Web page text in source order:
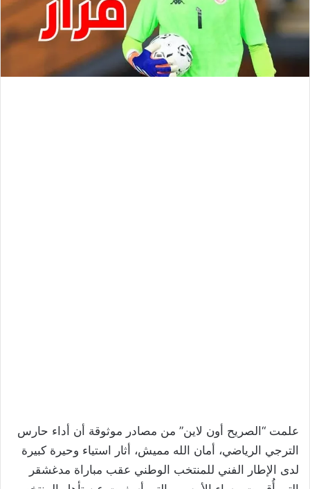
علمت “الصريح أون لاين” من مصادر موثوقة أن أداء حارس
الترجي الرياضي، أمان الله مميش، أثار استياء وحيرة كبيرة
لدى الإطار الفني للمنتخب الوطني عقب مباراة مدغشقر